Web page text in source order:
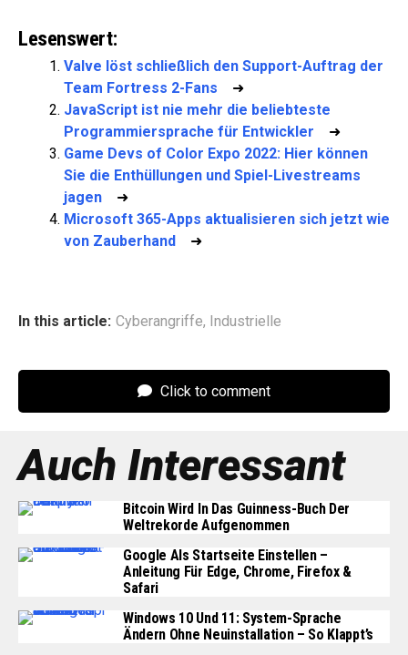
Lesenswert:
Valve löst schließlich den Support-Auftrag der
Team Fortress 2-Fans ➜
JavaScript ist nie mehr die beliebteste
Programmiersprache für Entwickler ➜
Game Devs of Color Expo 2022: Hier können
Sie die Enthüllungen und Spiel-Livestreams
jagen ➜
Microsoft 365-Apps aktualisieren sich jetzt wie
von Zauberhand ➜
In this article: Cyberangriffe, Industrielle
Click to comment
Auch Interessant
Bitcoin Wird In Das Guinness-Buch Der
Weltrekorde Aufgenommen
Google Als Startseite Einstellen –
Anleitung Für Edge, Chrome, Firefox &
Safari
Windows 10 Und 11: System-Sprache
Ändern Ohne Neuinstallation – So Klappt’s